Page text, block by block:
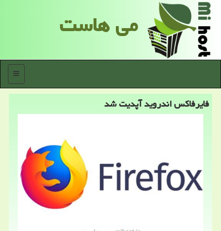
می هاست
منو
فایرفاكس اندروید آپدیت شد